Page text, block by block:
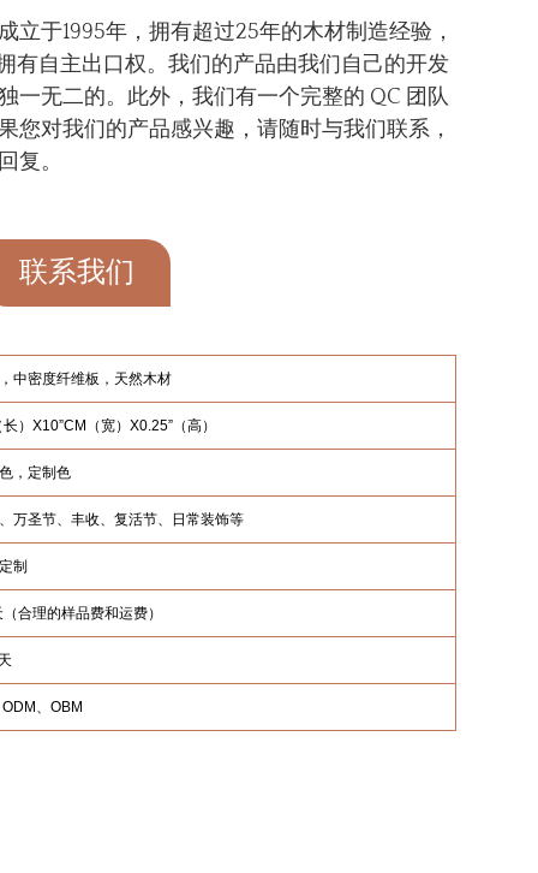
立于1995年，拥有超过25年的木材制造经验，
有自主出口权。我们的产品由我们自己的开发
一无二的。此外，我们有一个完整的 QC 团队
您对我们的产品感兴趣，请随时与我们联系，
复。
联系我们
中密度纤维板，天然木材
长）X10”CM（宽）X0.25”（高）
，定制色
万圣节、丰收、复活节、日常装饰等
制
合理的样品费和运费）
、OBM